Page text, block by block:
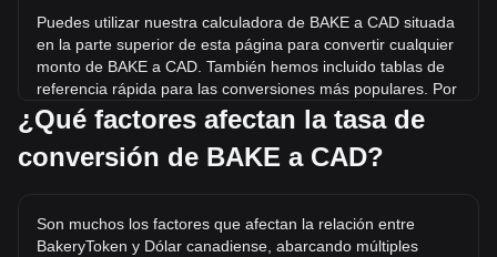
Puedes utilizar nuestra calculadora de BAKE a CAD situada
en la parte superior de esta página para convertir cualquier
monto de BAKE a CAD. También hemos incluido tablas de
referencia rápida para las conversiones más populares. Por
ejemplo, 5 CAD equivalen a 4,710.95 BAKE, mientras que 5
BAKE tienen un costo estimado de 0.005307CAD.
El precio máximo histórico de 1 BAKE en CAD es C$11.83.
Queda por ver si el valor de 1 BAKE/CAD superará el
¿Qué factores afectan la tasa de
conversión de BAKE a CAD?
Son muchos los factores que afectan la relación entre
BakeryToken y Dólar canadiense, abarcando múltiples